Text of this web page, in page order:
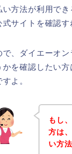
い方法が利用で
式サイトを確認す
で、ダイエーオ
かを確認したい
よ。
もし
方は
い方